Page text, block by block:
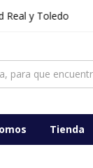
Toledo
Tienda